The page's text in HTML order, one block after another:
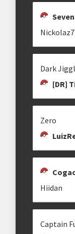
Rematches
Etapa única
Multiplicador
Dark
[DR]
Zero
Hiidan
Captain